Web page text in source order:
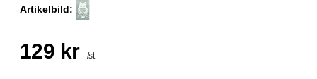
Artikelbild:
129 kr /st